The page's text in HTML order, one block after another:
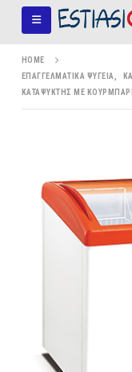
HOME
ΕΠΑΓΓΕΛΜΑΤΙΚΆ ΨΥΓΕΊΑ
ΚΑΤΑΨΎΚΤΗΣ ΜΕ